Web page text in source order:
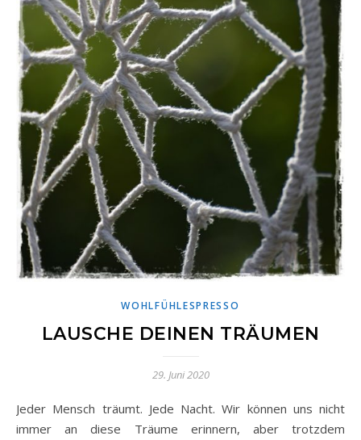
WOHLFÜHLESPRESSO
LAUSCHE DEINEN TRÄUMEN
29. Juni 2020
Jeder Mensch träumt. Jede Nacht. Wir können uns nicht
immer an diese Träume erinnern, aber trotzdem